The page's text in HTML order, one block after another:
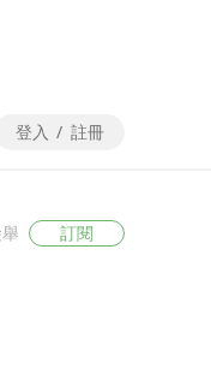
登入 / 註冊
訂閱